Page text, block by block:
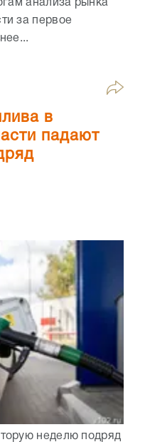
анализа рынка
за первое
в
падают
неделю подряд